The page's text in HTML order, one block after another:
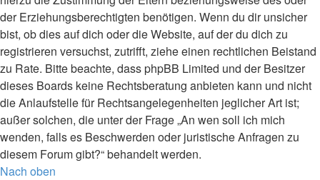
der Erziehungsberechtigten benötigen. Wenn du dir unsicher
bist, ob dies auf dich oder die Website, auf der du dich zu
registrieren versuchst, zutrifft, ziehe einen rechtlichen Beistand
zu Rate. Bitte beachte, dass phpBB Limited und der Besitzer
dieses Boards keine Rechtsberatung anbieten kann und nicht
die Anlaufstelle für Rechtsangelegenheiten jeglicher Art ist;
außer solchen, die unter der Frage „An wen soll ich mich
wenden, falls es Beschwerden oder juristische Anfragen zu
diesem Forum gibt?“ behandelt werden.
Nach oben